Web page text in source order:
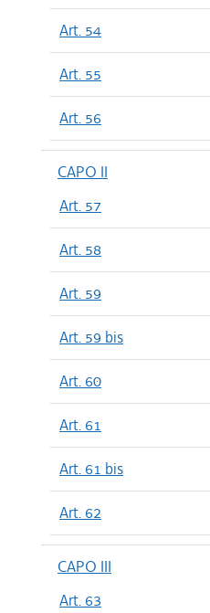
Art. 54
Art. 55
Art. 56
CAPO II
Art. 57
Art. 58
Art. 59
Art. 59 bis
Art. 60
Art. 61
Art. 61 bis
Art. 62
CAPO III
Art. 63